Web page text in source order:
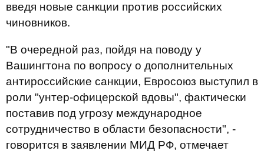
введя новые санкции против российских
чиновников.
"В очередной раз, пойдя на поводу у
Вашингтона по вопросу о дополнительных
антироссийские санкции, Евросоюз выступил в
роли "унтер-офицерской вдовы", фактически
поставив под угрозу международное
сотрудничество в области безопасности", -
говорится в заявлении МИД РФ, отмечает